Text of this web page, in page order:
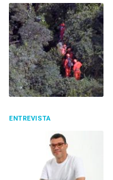
ENTREVISTA